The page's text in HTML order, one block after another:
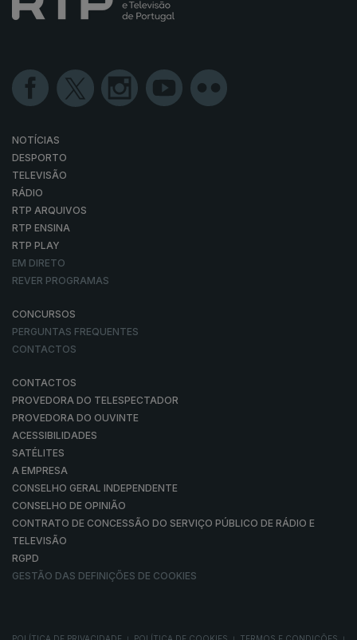
NOTÍCIAS
DESPORTO
TELEVISÃO
RÁDIO
RTP ARQUIVOS
RTP ENSINA
RTP PLAY
EM DIRETO
REVER PROGRAMAS
CONCURSOS
PERGUNTAS FREQUENTES
CONTACTOS
CONTACTOS
PROVEDORA DO TELESPECTADOR
PROVEDORA DO OUVINTE
ACESSIBILIDADES
SATÉLITES
A EMPRESA
CONSELHO GERAL INDEPENDENTE
CONSELHO DE OPINIÃO
CONTRATO DE CONCESSÃO DO SERVIÇO PÚBLICO DE RÁDIO E
TELEVISÃO
RGPD
GESTÃO DAS DEFINIÇÕES DE COOKIES